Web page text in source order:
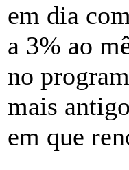
em dia
a 3% ao
no
mais
em que